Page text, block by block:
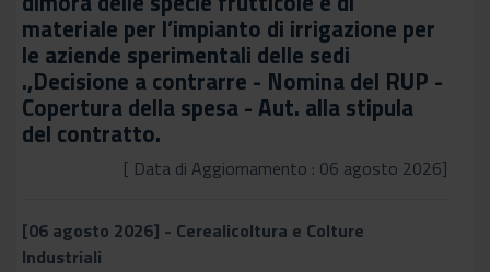
materiale per l’impianto di irrigazione per
le aziende sperimentali delle sedi
.,Decisione a contrarre - Nomina del RUP -
Copertura della spesa - Aut. alla stipula
del contratto.
[ Data di Aggiornamento : 06 agosto 2026]
[06 agosto 2026] - Cerealicoltura e Colture
Industriali